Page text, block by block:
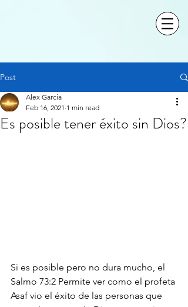
Post
Es posible tener éxito sin Dios?
Alex Garcia
Feb 16, 2021 1 min read
Si es posible pero no dura mucho, el
Salmo 73:2 Permite ver como el profeta
Asaf vio el éxito de las personas que